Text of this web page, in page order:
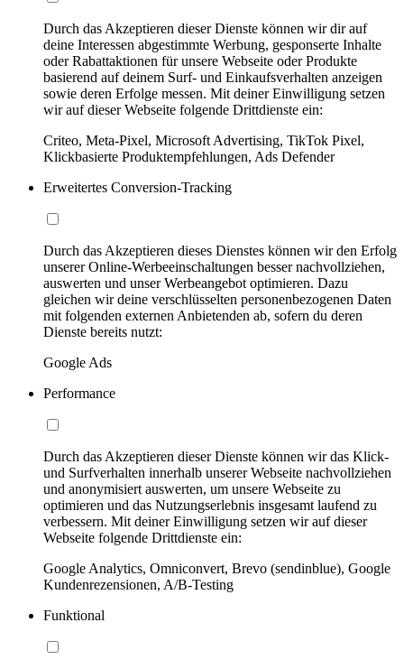
Durch das Akzeptieren dieser Dienste können wir dir auf
deine Interessen abgestimmte Werbung, gesponserte Inhalte
oder Rabattaktionen für unsere Webseite oder Produkte
basierend auf deinem Surf- und Einkaufsverhalten anzeigen
sowie deren Erfolge messen. Mit deiner Einwilligung setzen
wir auf dieser Webseite folgende Drittdienste ein:
Criteo, Meta-Pixel, Microsoft Advertising, TikTok Pixel,
Klickbasierte Produktempfehlungen, Ads Defender
Erweitertes Conversion-Tracking
Durch das Akzeptieren dieses Dienstes können wir den Erfolg
unserer Online-Werbeeinschaltungen besser nachvollziehen,
auswerten und unser Werbeangebot optimieren. Dazu
gleichen wir deine verschlüsselten personenbezogenen Daten
mit folgenden externen Anbietenden ab, sofern du deren
Dienste bereits nutzt:
Google Ads
Performance
Durch das Akzeptieren dieser Dienste können wir das Klick-
und Surfverhalten innerhalb unserer Webseite nachvollziehen
und anonymisiert auswerten, um unsere Webseite zu
optimieren und das Nutzungserlebnis insgesamt laufend zu
verbessern. Mit deiner Einwilligung setzen wir auf dieser
Webseite folgende Drittdienste ein:
Google Analytics, Omniconvert, Brevo (sendinblue), Google
Kundenrezensionen, A/B-Testing
Funktional